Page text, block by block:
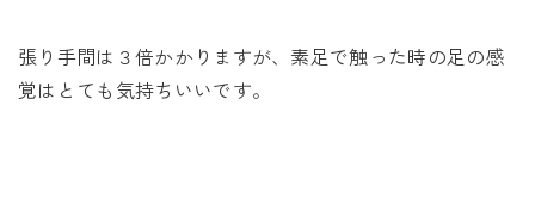
張り手間は３倍かかりますが、素足で触った時の足の感
覚はとても気持ちいいです。